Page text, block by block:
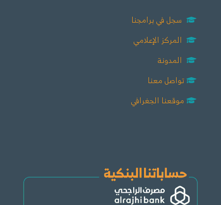
سجل في برامجنا
المركز الإعلامي
المدونة
تواصل معنا
موقعنا الجغرافي